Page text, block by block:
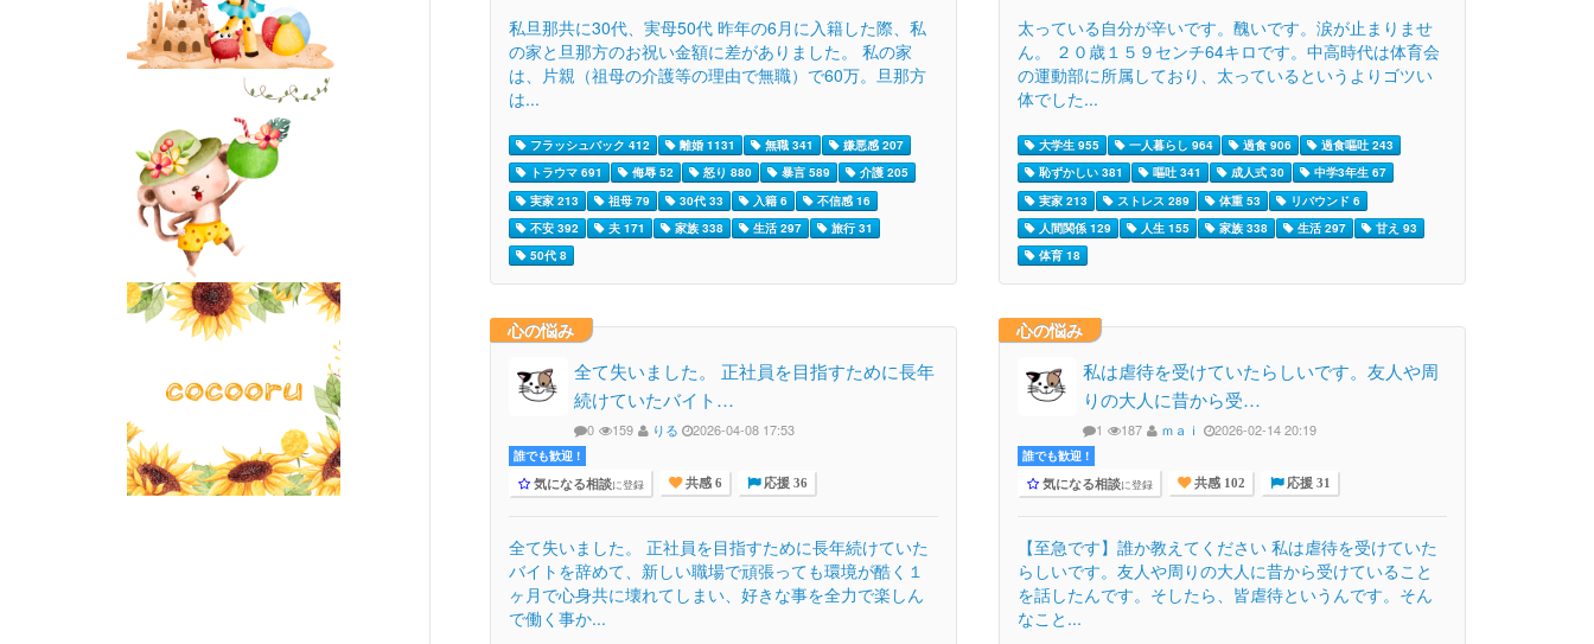
私旦那共に30代、実母50代 昨年の6月に入籍した際、私
の家と旦那方のお祝い金額に差がありました。 私の家
は、片親（祖母の介護等の理由で無職）で60万。旦那方
は...
フラッシュバック 412 離婚 1131 無職 341
嫌悪感 207
トラウマ 691
侮辱 52 怒り 880 暴言 589
介護 205
実家 213
祖母 79 30代 33 入籍 6
不信感 16
不安 392
夫 171 家族 338 生活 297
旅行 31
50代 8
太っている自分が辛いです。醜いです。涙が止まりませ
ん。 ２０歳１５９センチ64キロです。中高時代は体育会
の運動部に所属しており、太っているというよりゴツい
体でした...
大学生 955 一人暮らし 964 過食 906
過食嘔吐 243
恥ずかしい 381
嘔吐 341 成人式 30
中学3年生 67
実家 213
ストレス 289 体重 53
リバウンド 6
人間関係 129
人生 155 家族 338 生活 297
甘え 93
体育 18
心の悩み
全て失いました。 正社員を目指すために長年
続けていたバイト…
0 159 りる 2026-04-08 17:53
誰でも歓迎 !
気になる相談に登録 共感 6 応援 36
全て失いました。 正社員を目指すために長年続けていた
バイトを辞めて、新しい職場で頑張っても環境が酷く１
ヶ月で心身共に壊れてしまい、好きな事を全力で楽しん
で働く事か...
心の悩み
私は虐待を受けていたらしいです。友人や周
りの大人に昔から受…
1 187 ｍａｉ 2026-02-14 20:19
誰でも歓迎 !
気になる相談に登録 共感 102 応援 31
【至急です】誰か教えてください 私は虐待を受けていた
らしいです。友人や周りの大人に昔から受けていること
を話したんです。そしたら、皆虐待というんです。そん
なこと...